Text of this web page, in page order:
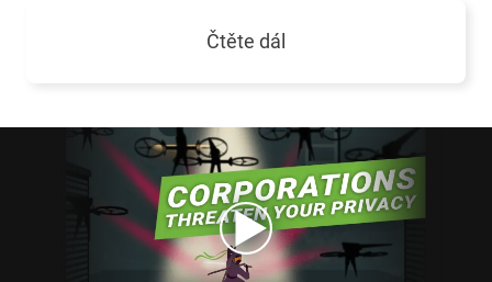
Čtěte dál